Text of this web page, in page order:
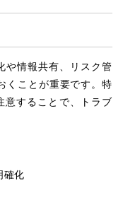
や情報共有、リスク管
くことが重要です。特
意することで、トラブ
確化